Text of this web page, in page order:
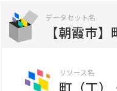
データセット名
【朝霞市
リソース名
町（丁）